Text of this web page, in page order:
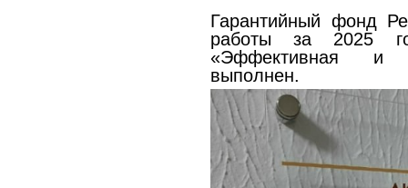
Гарантийный фонд
работы за 2025
«Эффективная и
выполнен.